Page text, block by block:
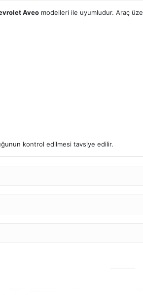
Aveo modelleri ile uyumludur. Araç
kontrol edilmesi tavsiye edilir.